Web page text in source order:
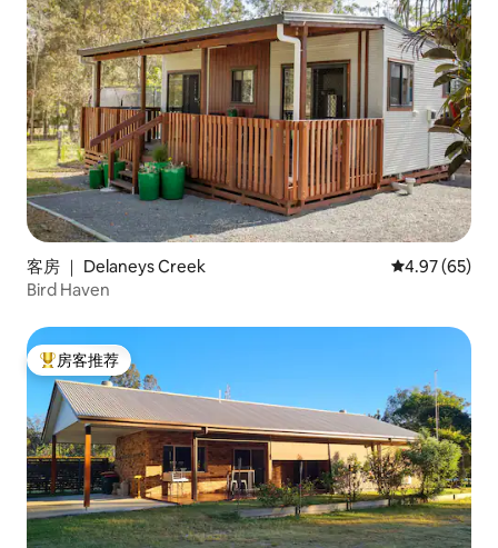
客房 ｜ Delaneys Creek 平均评分
4.97 (65)
Bird Haven
热门「房客推荐」
房客推荐